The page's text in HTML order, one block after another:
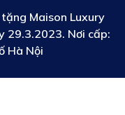
Maison Luxury
29.3.2023. Nơi cấp:
Hà Nội